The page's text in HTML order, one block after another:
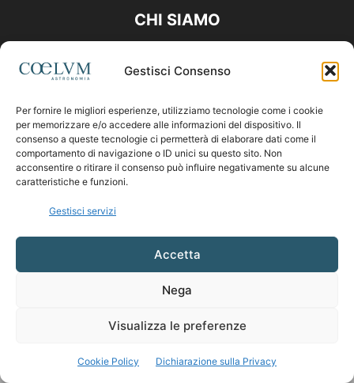
Gestisci Consenso
Per fornire le migliori esperienze, utilizziamo tecnologie come i cookie
per memorizzare e/o accedere alle informazioni del dispositivo. Il
consenso a queste tecnologie ci permetterà di elaborare dati come il
comportamento di navigazione o ID unici su questo sito. Non
acconsentire o ritirare il consenso può influire negativamente su alcune
caratteristiche e funzioni.
Gestisci servizi
Accetta
Nega
Visualizza le preferenze
Cookie Policy Dichiarazione sulla Privacy
CHI SIAMO
Contattaci:coelumastro@coelum.com
SEGUICI